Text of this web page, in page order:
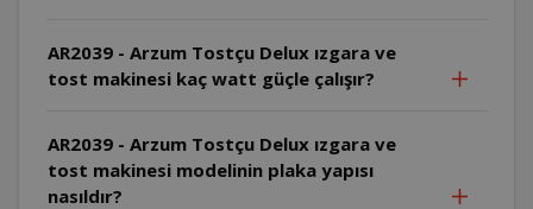
AR2039 - Arzum Tostçu Delux ızgara ve
tost makinesi kaç watt güçle çalışır?
AR2039 - Arzum Tostçu Delux ızgara ve
tost makinesi modelinin plaka yapısı
nasıldır?